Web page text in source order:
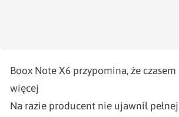
Boox Note X6 przypomina, że
więcej
Na razie producent nie ujawnił